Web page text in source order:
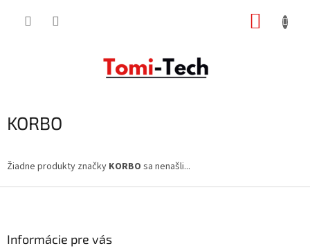
KORBO
Žiadne produkty značky KORBO sa nenašli...
Informácie pre vás